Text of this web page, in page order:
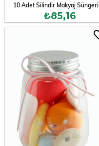
10 Adet Silindir Makyaj Süngeri
₺85,16